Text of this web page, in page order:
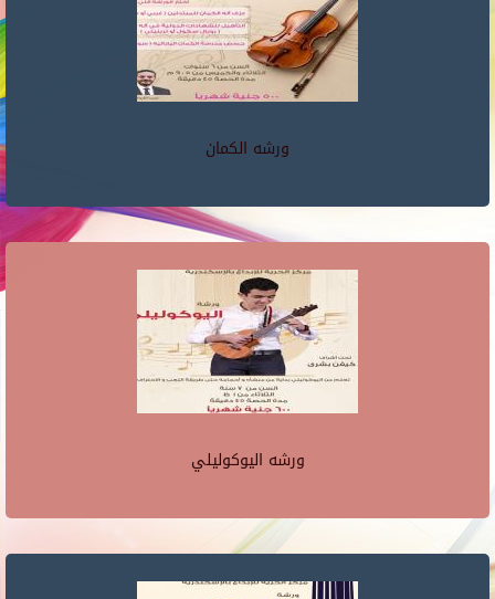
ورشه الكمان
ورشه اليوكوليلي